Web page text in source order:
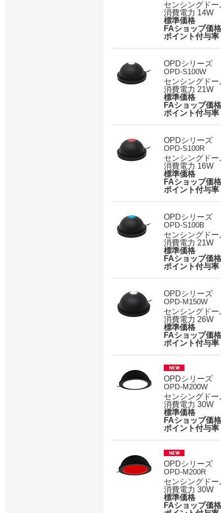
センシングド
消費電力 14W
標準価格
FAショップ価格
ポイント付与率
OPDシリーズ
OPD-S100W
センシングド
消費電力 21W
標準価格
FAショップ価格
ポイント付与率
OPDシリーズ
OPD-S100R
センシングド
消費電力 16W
標準価格
FAショップ価格
ポイント付与率
OPDシリーズ
OPD-S100B
センシングド
消費電力 21W
標準価格
FAショップ価格
ポイント付与率
OPDシリーズ
OPD-M150W
センシングド
消費電力 26W
標準価格
FAショップ価格
ポイント付与率
OPDシリーズ
OPD-M200W
センシングド
消費電力 30W
標準価格
FAショップ価格
ポイント付与率
OPDシリーズ
OPD-M200R
センシングド
消費電力 30W
標準価格
FAショップ価格